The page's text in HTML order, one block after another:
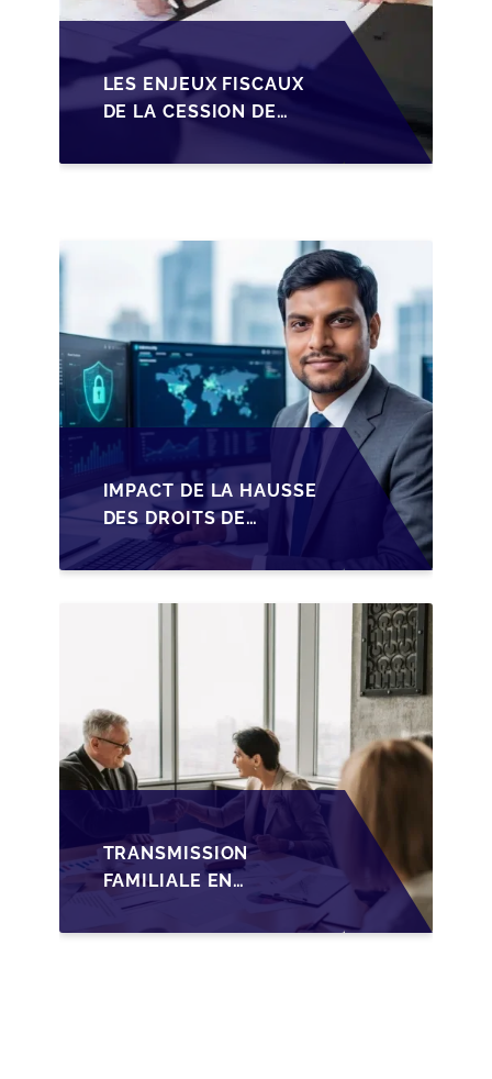
LES ENJEUX FISCAUX
DE LA CESSION DE
LES DIRIGEANTS DE
IMPACT DE LA HAUSSE
DES DROITS DE
SUCCESSION EN
WALLONIE SUR LA
TRANSMISSION
TRANSMISSION
FAMILIALE EN
WALLONIE :
NOUVELLES